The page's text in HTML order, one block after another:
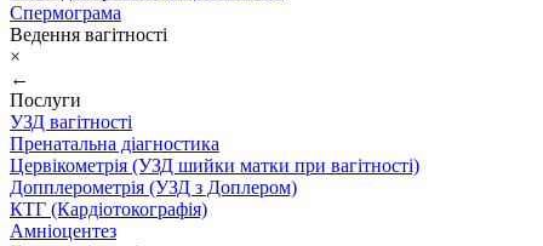
Спермограма
Ведення вагітності
×
←
Послуги
УЗД вагітності
Пренатальна діагностика
Цервікометрія (УЗД шийки матки при вагітності)
Допплерометрія (УЗД з Доплером)
КТГ (Кардіотокографія)
Амніоцентез